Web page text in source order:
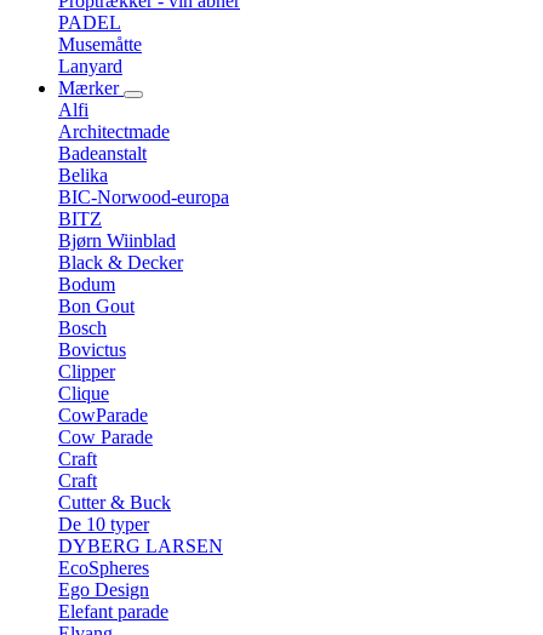
PADEL
Musemåtte
Lanyard
Mærker
Alfi
Architectmade
Badeanstalt
Belika
BIC-Norwood-europa
BITZ
Bjørn Wiinblad
Black & Decker
Bodum
Bon Gout
Bosch
Bovictus
Clipper
Clique
CowParade
Cow Parade
Craft
Craft
Cutter & Buck
De 10 typer
DYBERG LARSEN
EcoSpheres
Ego Design
Elefant parade